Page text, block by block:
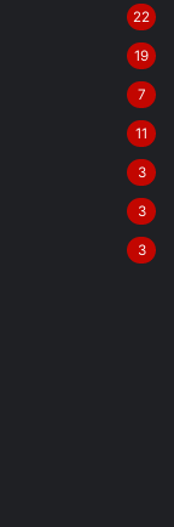
22
19
7
11
3
3
3